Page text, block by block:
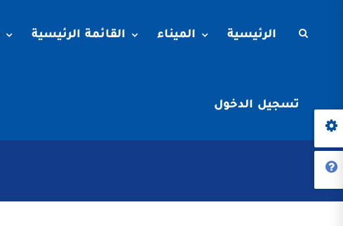
الرئيسية الميناء القائمة الرئيسية
تسجيل الدخول